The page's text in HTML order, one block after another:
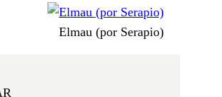
Elmau (por Serapio)